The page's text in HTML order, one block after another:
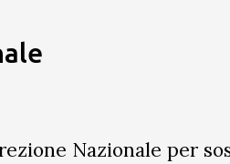
Nazionale per